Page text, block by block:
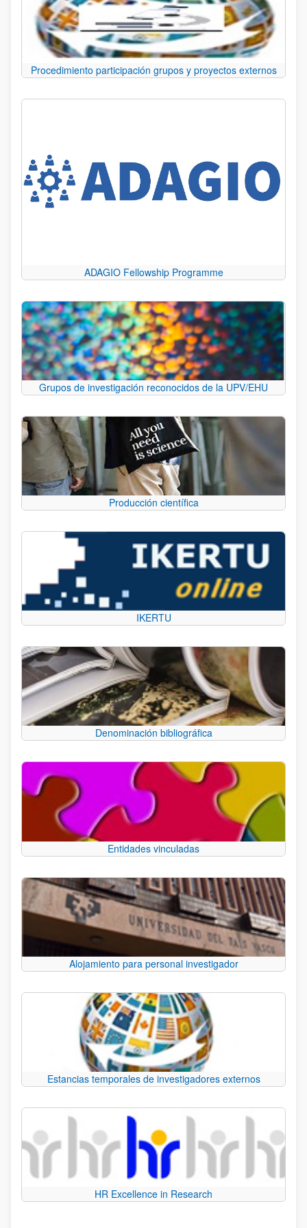
Procedimiento participación grupos y proyectos externos
ADAGIO Fellowship Programme
Grupos de investigación reconocidos de la UPV/EHU
Producción científica
IKERTU
Denominación bibliográfica
Entidades vinculadas
Alojamiento para personal investigador
Estancias temporales de investigadores externos
HR Excellence in Research